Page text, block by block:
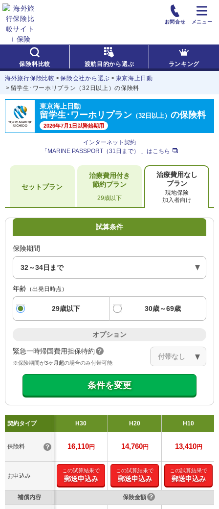
お問合せ メニュー
保険料比較 渡航目的から選ぶ ランキング
海外旅行保険比較 保険会社から選ぶ
東京海上日動
留学生･ワーホリプラン（32日以上）の保険料
東京海上日動
留学生･ワーホリプラン （32日以上） の保険料
2026年7月1日以降始期用
インターネット契約
「MARINE PASSPORT（31日まで） 」はこちら
セットプラン
治療費用付き
節約プラン
29歳以下
治療費用なし
プラン
現地保険
加入者向け
試算条件
保険期間
年齢 （出発日時点）
29歳以下 30歳～69歳
オプション
緊急一時帰国費用担保特約
※保険期間が3ヶ月超の場合のみ付帯可能
条件を変更
契約タイプ H30 H20 H10
保険料 16,110円 14,760円 13,410円
お申込み
この試算結果で
郵送申込み
この試算結果で
郵送申込み
この試算結果で
郵送申込み
補償内容 保険金額